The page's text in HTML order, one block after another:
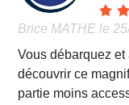
Brice MATHE le
Vous débarquez
découvrir ce
partie moins